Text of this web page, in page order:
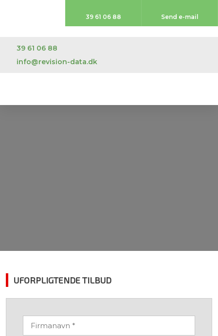
39 61 06 88
info@revision-data.dk
39 61 06 88​ Send e-mail
UFORPLIGTENDE TILBUD